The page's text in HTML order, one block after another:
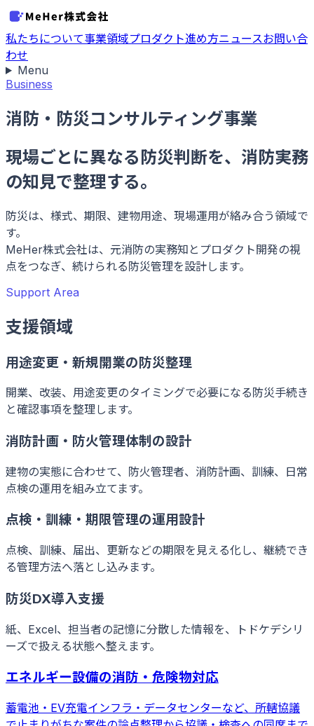
私たちについて事業領域プロダクト進め方ニュースお問い合
わせ
Menu
Business
消防・防災コンサルティング事業
現場ごとに異なる防災判断を、消防実務
の知見で整理する。
防災は、様式、期限、建物用途、現場運用が絡み合う領域で
す。
MeHer株式会社は、元消防の実務知とプロダクト開発の視
点をつなぎ、続けられる防災管理を設計します。
Support Area
支援領域
用途変更・新規開業の防災整理
開業、改装、用途変更のタイミングで必要になる防災手続き
と確認事項を整理します。
消防計画・防火管理体制の設計
建物の実態に合わせて、防火管理者、消防計画、訓練、日常
点検の運用を組み立てます。
点検・訓練・期限管理の運用設計
点検、訓練、届出、更新などの期限を見える化し、継続でき
る管理方法へ落とし込みます。
防災DX導入支援
紙、Excel、担当者の記憶に分散した情報を、トドケデシリ
ーズで扱える状態へ整えます。
エネルギー設備の消防・危険物対応
蓄電池・EV充電インフラ・データセンターなど、所轄協議